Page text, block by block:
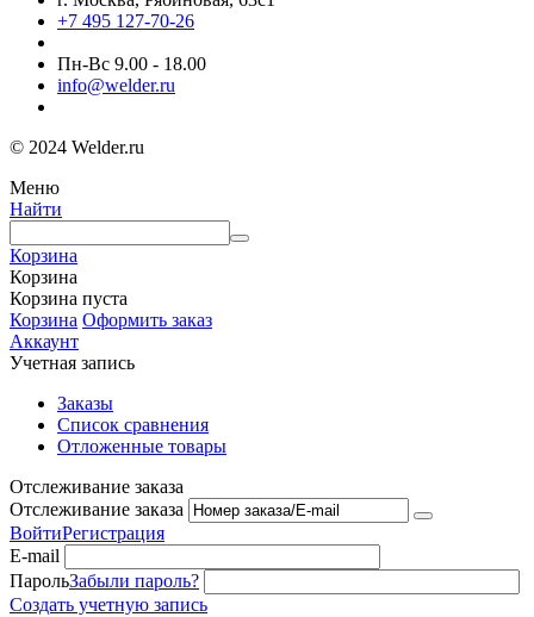
+7 495 127-70-26
Пн-Вс 9.00 - 18.00
info@welder.ru
© 2024 Welder.ru
Меню
Найти
Корзина
Корзина
Корзина пуста
Корзина Оформить заказ
Аккаунт
Учетная запись
Заказы
Список сравнения
Отложенные товары
Отслеживание заказа
Отслеживание заказа
ВойтиРегистрация
E-mail
ПарольЗабыли пароль?
Создать учетную запись